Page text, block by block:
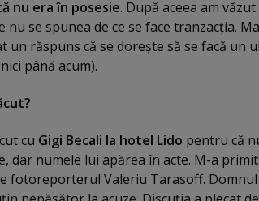
nu era în posesie. După aceea am
nu se spunea de ce se face tranzacţia.
un răspuns că se doreşte să se facă un
până acum).
cu Gigi Becali la hotel Lido pentru că
dar numele lui apărea în acte. M-a
fotoreporterul Valeriu Tarasoff.